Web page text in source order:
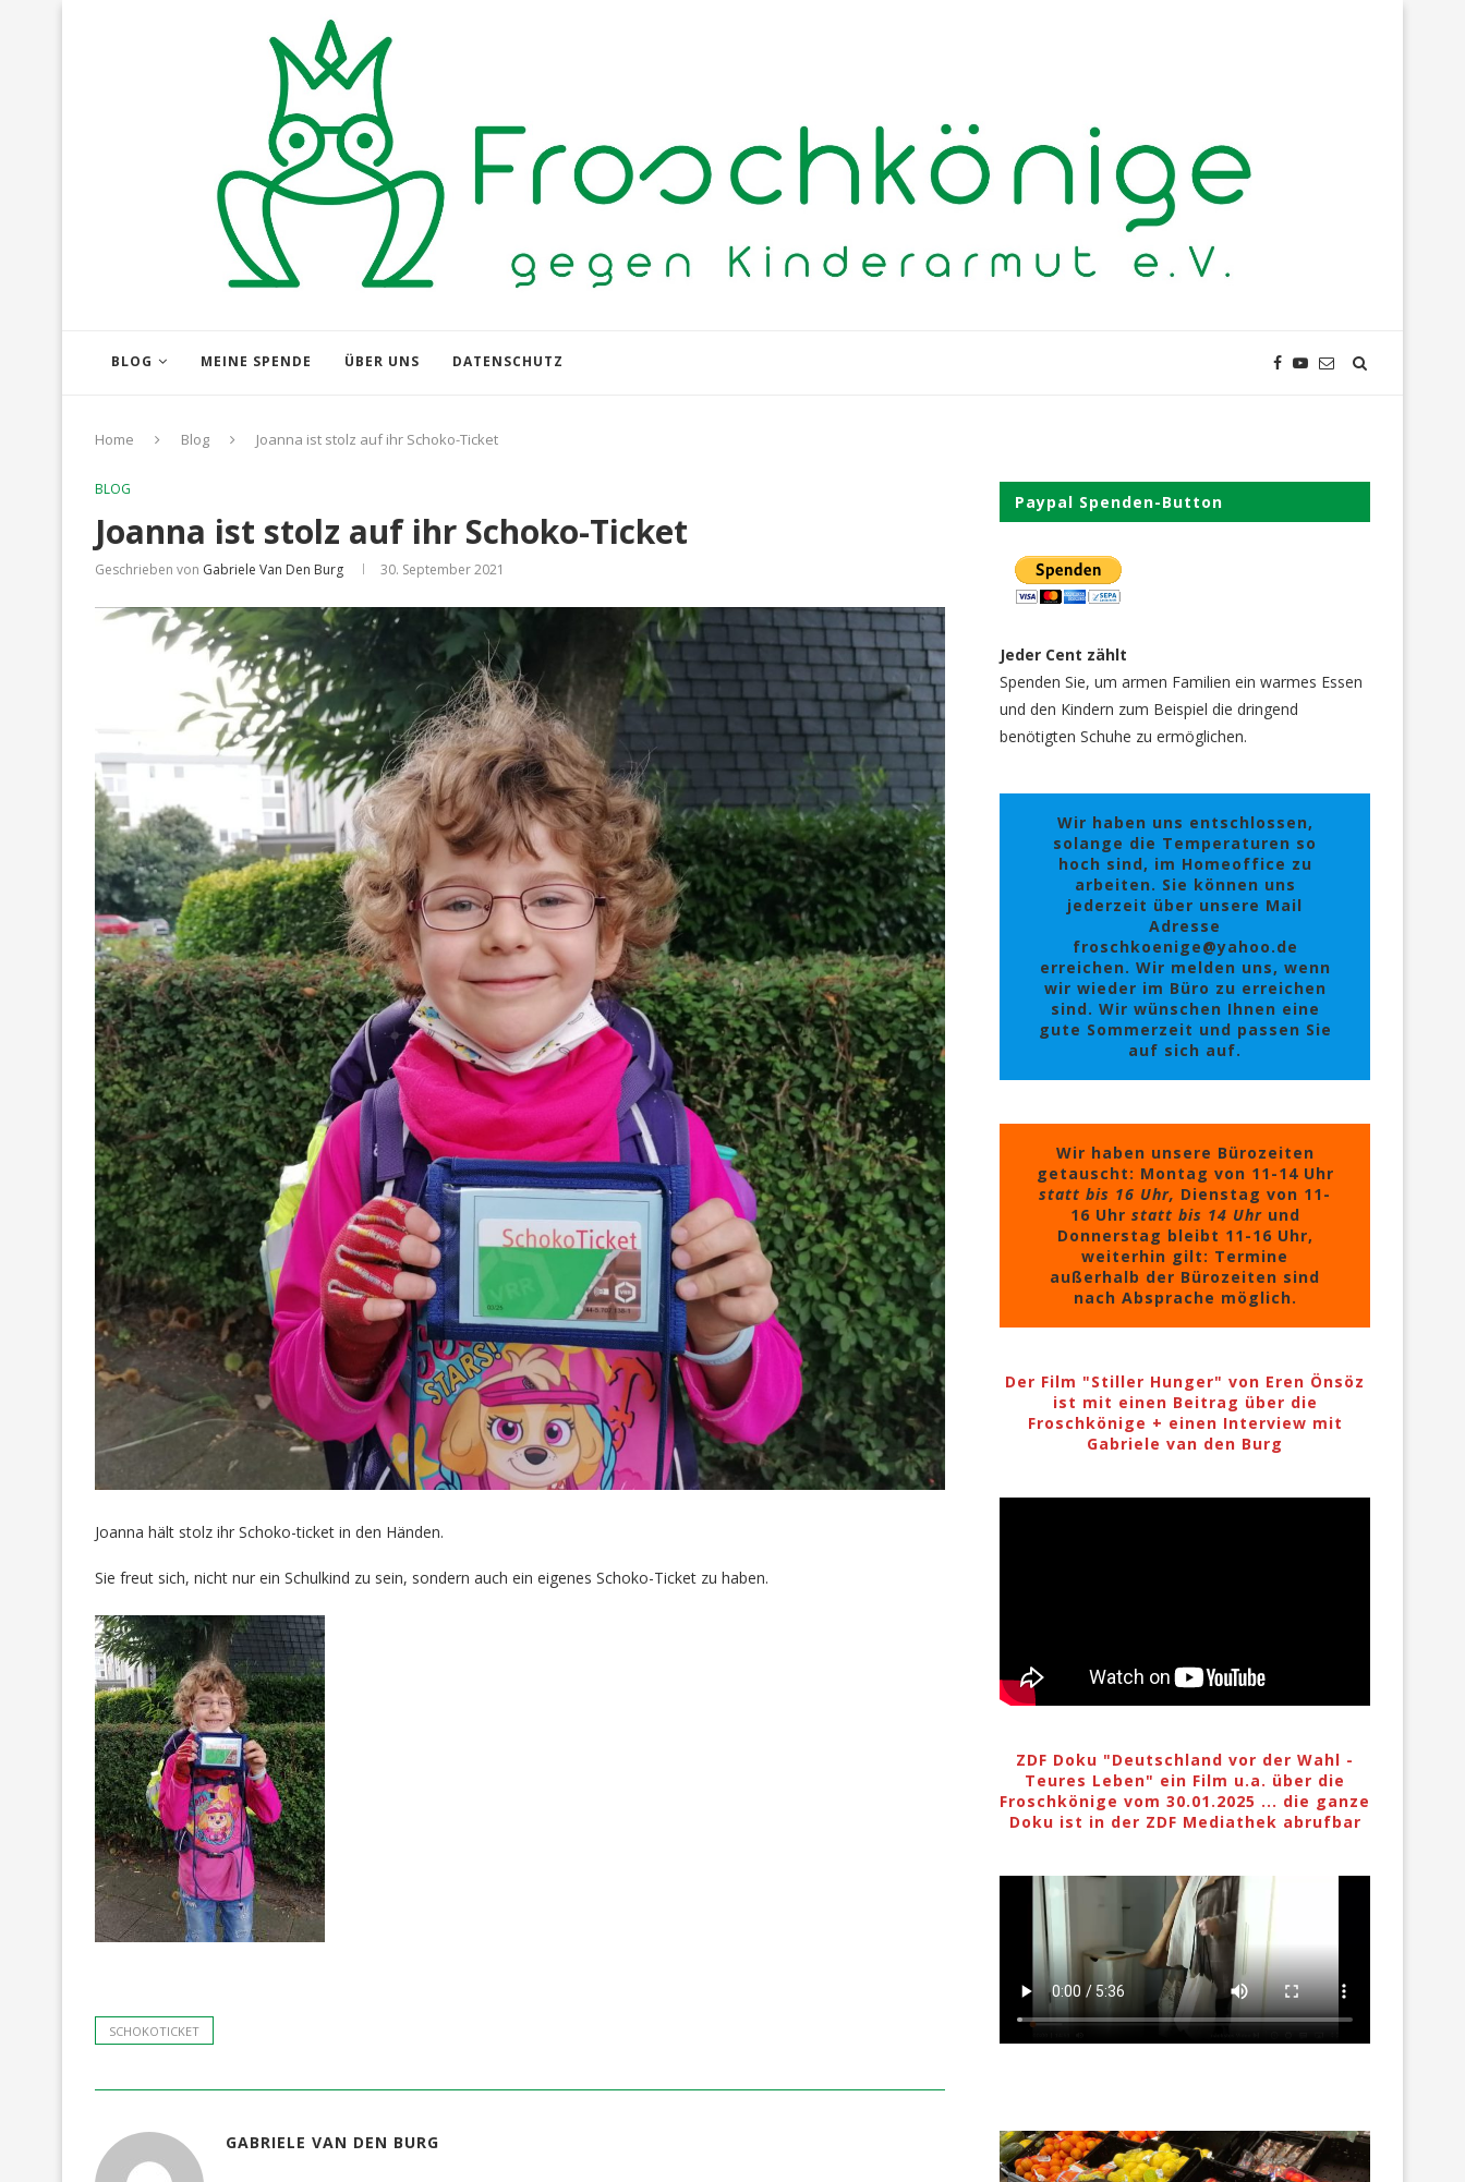
BLOG MEINE SPENDE ÜBER UNS DATENSCHUTZ
Home Blog Joanna ist stolz auf ihr Schoko-Ticket
BLOG
Joanna ist stolz auf ihr Schoko-Ticket
Geschrieben von Gabriele Van Den Burg 30. September 2021
Joanna hält stolz ihr Schoko-ticket in den Händen.
Sie freut sich, nicht nur ein Schulkind zu sein, sondern auch ein eigenes Schoko-Ticket zu haben.
SCHOKOTICKET
GABRIELE VAN DEN BURG
Paypal Spenden-Button
Jeder Cent zählt
Spenden Sie, um armen Familien ein warmes Essen
und den Kindern zum Beispiel die dringend
benötigten Schuhe zu ermöglichen.
Wir haben uns entschlossen,
solange die Temperaturen so
hoch sind, im Homeoffice zu
arbeiten. Sie können uns
jederzeit über unsere Mail
Adresse
froschkoenige@yahoo.de
erreichen. Wir melden uns, wenn
wir wieder im Büro zu erreichen
sind. Wir wünschen Ihnen eine
gute Sommerzeit und passen Sie
auf sich auf.
Wir haben unsere Bürozeiten
getauscht: Montag von 11-14 Uhr
statt bis 16 Uhr, Dienstag von 11-
16 Uhr statt bis 14 Uhrund
Donnerstag bleibt 11-16 Uhr,
weiterhin gilt: Termine
außerhalb der Bürozeiten sind
nach Absprache möglich.
Der Film "Stiller Hunger" von Eren Önsöz
ist mit einen Beitrag über die
Froschkönige + einen Interview mit
Gabriele van den Burg
ZDF Doku "Deutschland vor der Wahl -
Teures Leben" ein Film u.a. über die
Froschkönige vom 30.01.2025 ... die ganze
Doku ist in der ZDF Mediathek abrufbar